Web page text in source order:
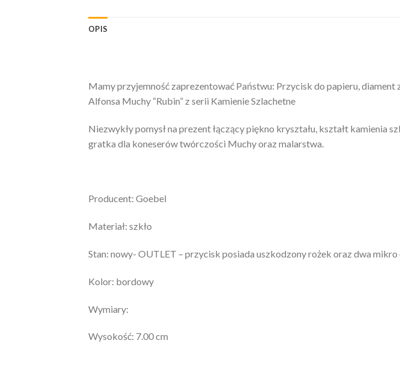
OPIS
Mamy przyjemność zaprezentować Państwu: Przycisk do papieru,
Alfonsa Muchy “Rubin” z serii Kamienie Szlachetne
Niezwykły pomysł na prezent łączący piękno kryształu, kształt
gratka dla koneserów twórczości Muchy oraz malarstwa.
Producent: Goebel
Materiał: szkło
Stan: nowy- OUTLET – przycisk posiada uszkodzony rożek oraz dwa
Kolor: bordowy
Wymiary:
Wysokość: 7.00 cm